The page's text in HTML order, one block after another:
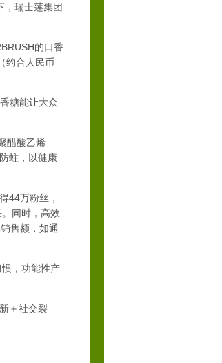
瑞士莲集团
的口香
约合人民币
糖能让大众
醋酸乙烯
蛀，以健康
44万粉丝，
同时，高效
售额，如通
，功能性产
＋社交裂